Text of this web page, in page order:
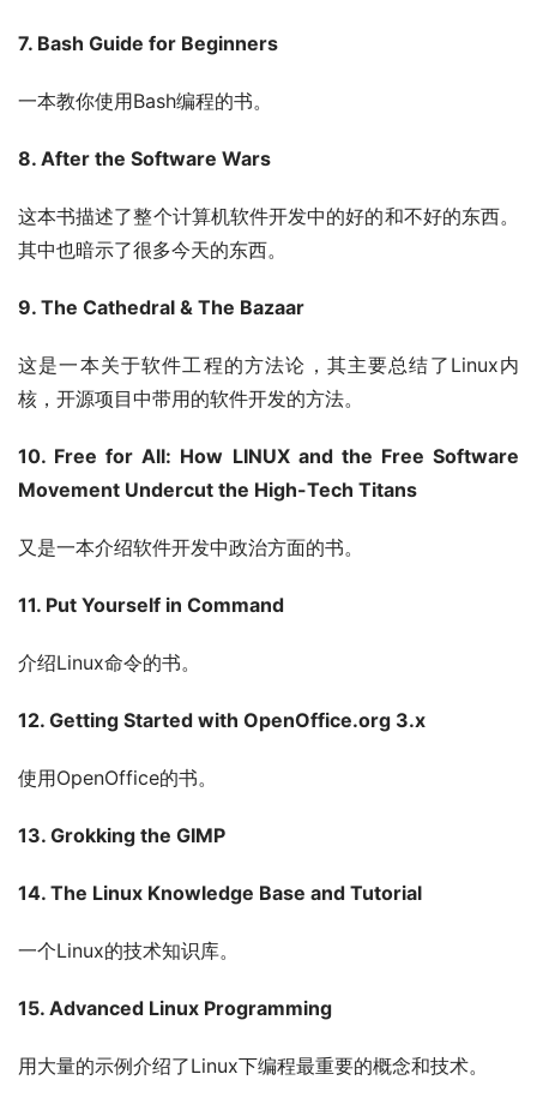
7. Bash Guide for Beginners
一本教你使用Bash编程的书。
8. After the Software Wars
这本书描述了整个计算机软件开发中的好的和不好的东西。
其中也暗示了很多今天的东西。
9. The Cathedral & The Bazaar
这是一本关于软件工程的方法论，其主要总结了Linux内
核，开源项目中带用的软件开发的方法。
10. Free for All: How LINUX and the Free Software
Movement Undercut the High-Tech Titans
又是一本介绍软件开发中政治方面的书。
11. Put Yourself in Command
介绍Linux命令的书。
12. Getting Started with OpenOffice.org 3.x
使用OpenOffice的书。
13. Grokking the GIMP
14. The Linux Knowledge Base and Tutorial
一个Linux的技术知识库。
15. Advanced Linux Programming
用大量的示例介绍了Linux下编程最重要的概念和技术。